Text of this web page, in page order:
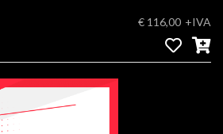
€ 116,00 +IVA